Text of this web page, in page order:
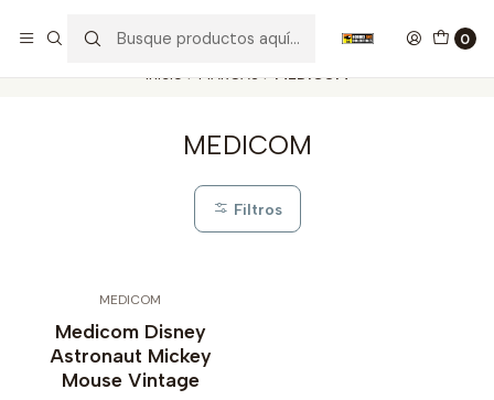
0
Inicio MARCAS MEDICOM
MEDICOM
Filtros
MEDICOM
Medicom Disney
Astronaut Mickey
Mouse Vintage